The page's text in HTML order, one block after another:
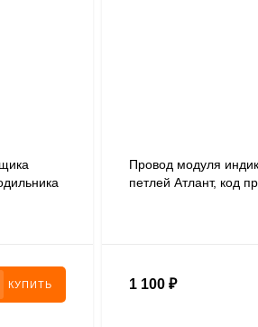
КУПИТЬ
Провод модуля
петлей Атлант, код
1 100 ₽